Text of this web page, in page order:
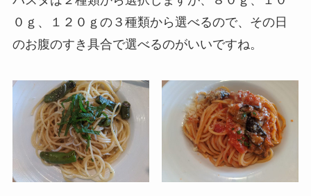
０ｇ、１２０ｇの３種類から選べるので、その日
のお腹のすき具合で選べるのがいいですね。